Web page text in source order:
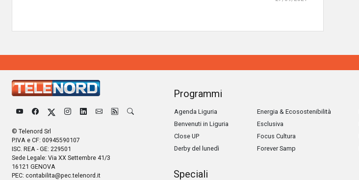
© Telenord Srl
P.IVA e CF: 00945590107
ISC. REA - GE: 229501
Sede Legale: Via XX Settembre 41/3
16121 GENOVA
PEC: contabilita@pec.telenord.it
Programmi
Agenda Liguria
Benvenuti in Liguria
Close UP
Derby del lunedì
Energia & Ecosostenibilità
Esclusiva
Focus Cultura
Forever Samp
Speciali